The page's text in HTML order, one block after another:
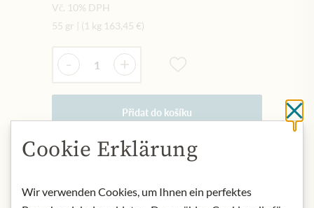
Vč. 10% DPH
55 gr
(1 kg 163,45 €)
Množství
- +
Přidat do košíku
Art.Nr.:442752#1.000
Cookie Erklärung
Wir verwenden Cookies, um Ihnen ein perfektes